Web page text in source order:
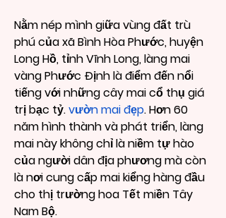
Nằm nép mình giữa vùng đất trù
phú của xã Bình Hòa Phước, huyện
Long Hồ, tỉnh Vĩnh Long, làng mai
vàng Phước Định là điểm đến nổi
tiếng với những cây mai cổ thụ giá
trị bạc tỷ. vườn mai đẹp. Hơn 60
năm hình thành và phát triển, làng
mai này không chỉ là niềm tự hào
của người dân địa phương mà còn
là nơi cung cấp mai kiểng hàng đầu
cho thị trường hoa Tết miền Tây
Nam Bộ.